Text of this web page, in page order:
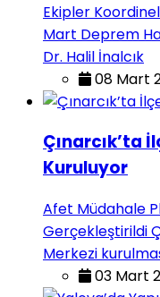
Ekipler
Mart Deprem
Dr. Halil İnalcık
08 Mart
Çınarcık’ta
Kuruluyor
Afet Müdahale
Gerçekleştirildi
Merkezi
03 Mart